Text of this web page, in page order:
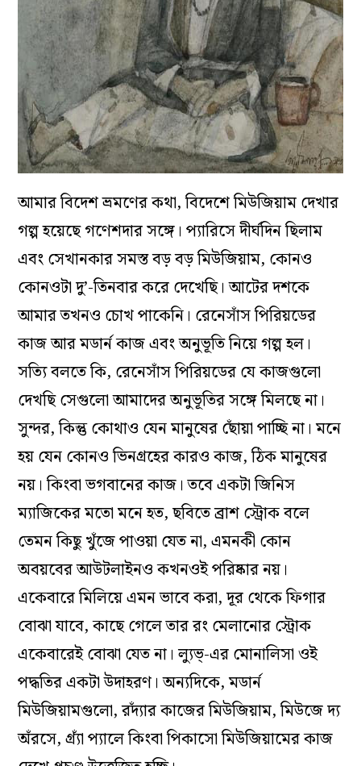
আমার বিদেশ ভ্রমণের কথা, বিদেশে মিউজিয়াম দেখার
গল্প হয়েছে গণেশদার সঙ্গে। প্যারিসে দীর্ঘদিন ছিলাম
এবং সেখানকার সমস্ত বড় বড় মিউজিয়াম, কোনও
কোনওটা দু’-তিনবার করে দেখেছি। আটের দশকে
আমার তখনও চোখ পাকেনি। রেনেসাঁস পিরিয়ডের
কাজ আর মডার্ন কাজ এবং অনুভূতি নিয়ে গল্প হল।
সত্যি বলতে কি, রেনেসাঁস পিরিয়ডের যে কাজগুলো
দেখছি সেগুলো আমাদের অনুভূতির সঙ্গে মিলছে না।
সুন্দর, কিন্তু কোথাও যেন মানুষের ছোঁয়া পাচ্ছি না। মনে
হয় যেন কোনও ভিনগ্রহের কারও কাজ, ঠিক মানুষের
নয়। কিংবা ভগবানের কাজ। তবে একটা জিনিস
ম্যাজিকের মতো মনে হত, ছবিতে ব্রাশ স্ট্রোক বলে
তেমন কিছু খুঁজে পাওয়া যেত না, এমনকী কোন
অবয়বের আউটলাইনও কখনওই পরিষ্কার নয়।
একেবারে মিলিয়ে এমন ভাবে করা, দূর থেকে ফিগার
বোঝা যাবে, কাছে গেলে তার রং মেলানোর স্ট্রোক
একেবারেই বোঝা যেত না। ল্যুভ্-এর মোনালিসা ওই
পদ্ধতির একটা উদাহরণ। অন্যদিকে, মডার্ন
মিউজিয়ামগুলো, রদ্যাঁর কাজের মিউজিয়াম, মিউজে দ্য
অঁরসে, গ্র্যাঁ প্যালে কিংবা পিকাসো মিউজিয়ামের কাজ